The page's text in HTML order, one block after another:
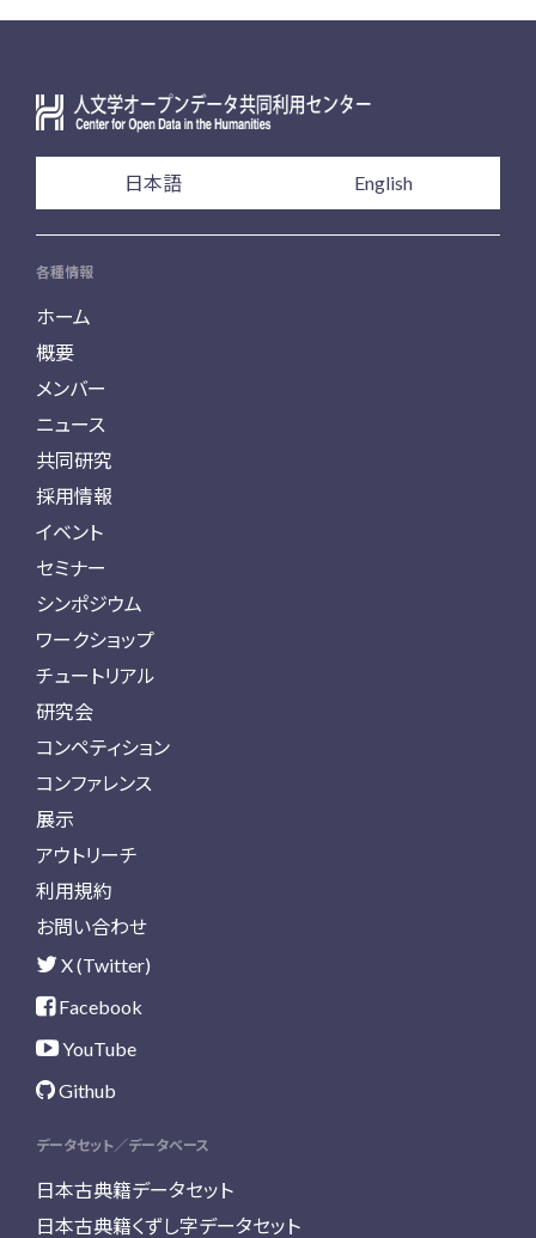
日本語 English
各種情報
ホーム
概要
メンバー
ニュース
共同研究
採用情報
イベント
セミナー
シンポジウム
ワークショップ
チュートリアル
研究会
コンペティション
コンファレンス
展示
アウトリーチ
利用規約
お問い合わせ
X (Twitter)
Facebook
YouTube
Github
データセット／データベース
日本古典籍データセット
日本古典籍くずし字データセット